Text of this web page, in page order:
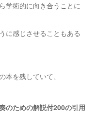
学術的に向き合うことに
に感じさせることもある
を残していて、
のための解説付200の引用